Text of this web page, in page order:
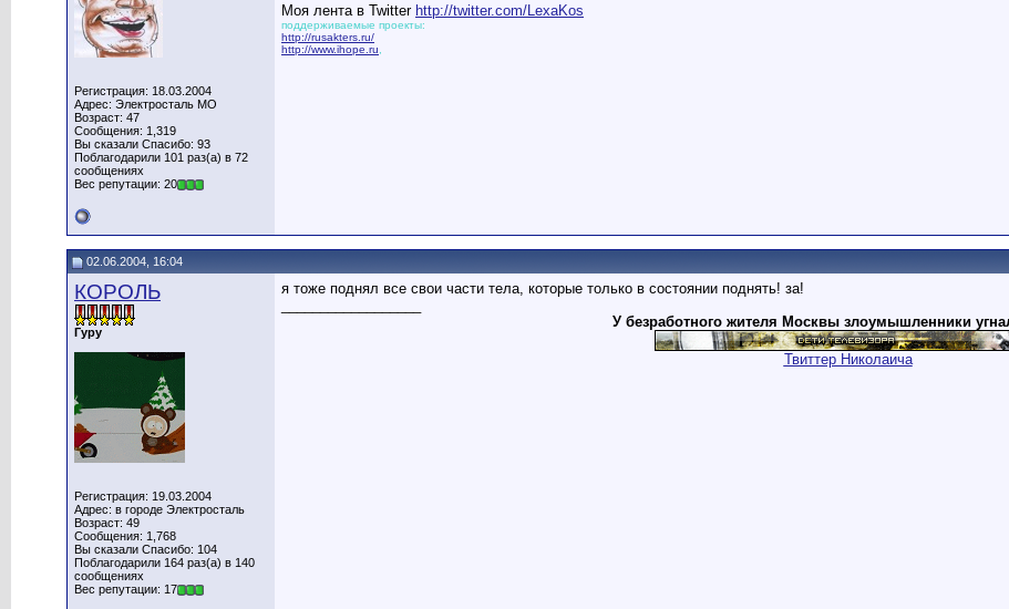
Регистрация: 18.03.2004
Адрес: Электросталь МО
Возраст: 47
Сообщения: 1,319
Вы сказали Спасибо: 93
Поблагодарили 101 раз(а) в 72
сообщениях
Вес репутации: 20
Моя лента в Twitter http://twitter.com/LexaKos
поддерживаемые проекты:
http://rusakters.ru/
http://www.ihope.ru
02.06.2004, 16:04
КОРОЛЬ
Гуру
Регистрация: 19.03.2004
Адрес: в городе Электросталь
Возраст: 49
Сообщения: 1,768
Вы сказали Спасибо: 104
Поблагодарили 164 раз(а) в 140
сообщениях
Вес репутации: 17
я тоже поднял все свои части тела, которые только в состоянии поднять! за!
У безработного жителя Москвы злоумышленники
Твиттер Николаича